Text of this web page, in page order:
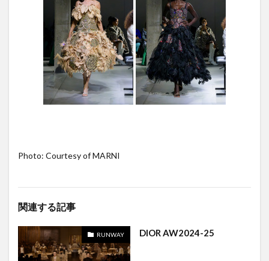
Photo: Courtesy of MARNI
関連する記事
RUNWAY DIOR AW2024-25